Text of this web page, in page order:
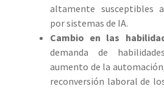
altamente susceptibles
por sistemas de IA.
Cambio en las
demanda de
aumento de la
reconversión laboral de